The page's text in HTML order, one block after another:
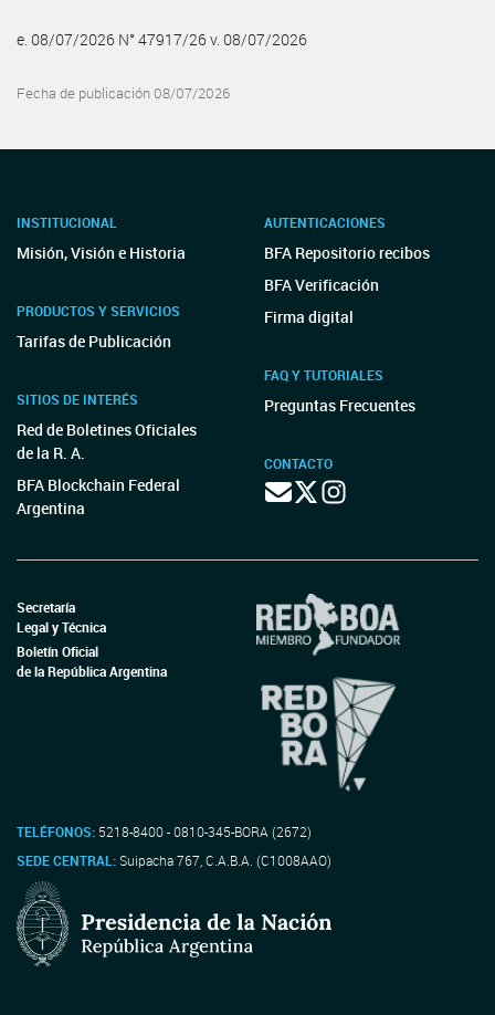
e. 08/07/2026 N° 47917/26 v. 08/07/2026
Fecha de publicación 08/07/2026
INSTITUCIONAL
Misión, Visión e Historia
PRODUCTOS Y SERVICIOS
Tarifas de Publicación
SITIOS DE INTERÉS
Red de Boletines Oficiales
de la R. A.
BFA Blockchain Federal
Argentina
AUTENTICACIONES
BFA Repositorio recibos
BFA Verificación
Firma digital
FAQ Y TUTORIALES
Preguntas Frecuentes
CONTACTO
Secretaría
Legal y Técnica
Boletín Oficial
de la República Argentina
TELÉFONOS: 5218-8400 - 0810-345-BORA (2672)
SEDE CENTRAL:Suipacha 767, C.A.B.A. (C1008AAO)